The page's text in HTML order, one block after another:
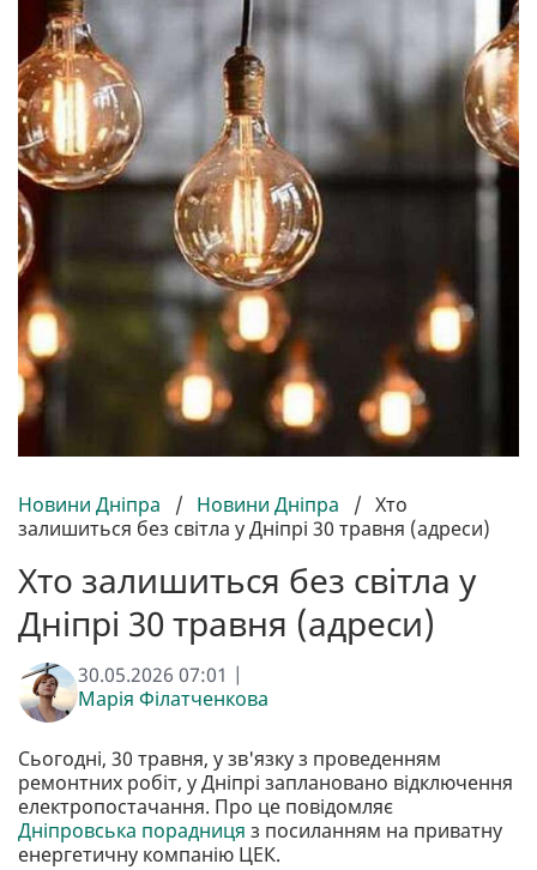
Новини Дніпра / Новини Дніпра / Хто
залишиться без світла у Дніпрі 30 травня (адреси)
Хто залишиться без світла у
Дніпрі 30 травня (адреси)
30.05.2026 07:01 |
Марія Філатченкова
Сьогодні, 30 травня, у зв'язку з проведенням
ремонтних робіт, у Дніпрі заплановано відключення
електропостачання. Про це повідомляє
Дніпровська порадниця з посиланням на приватну
енергетичну компанію ЦЕК.